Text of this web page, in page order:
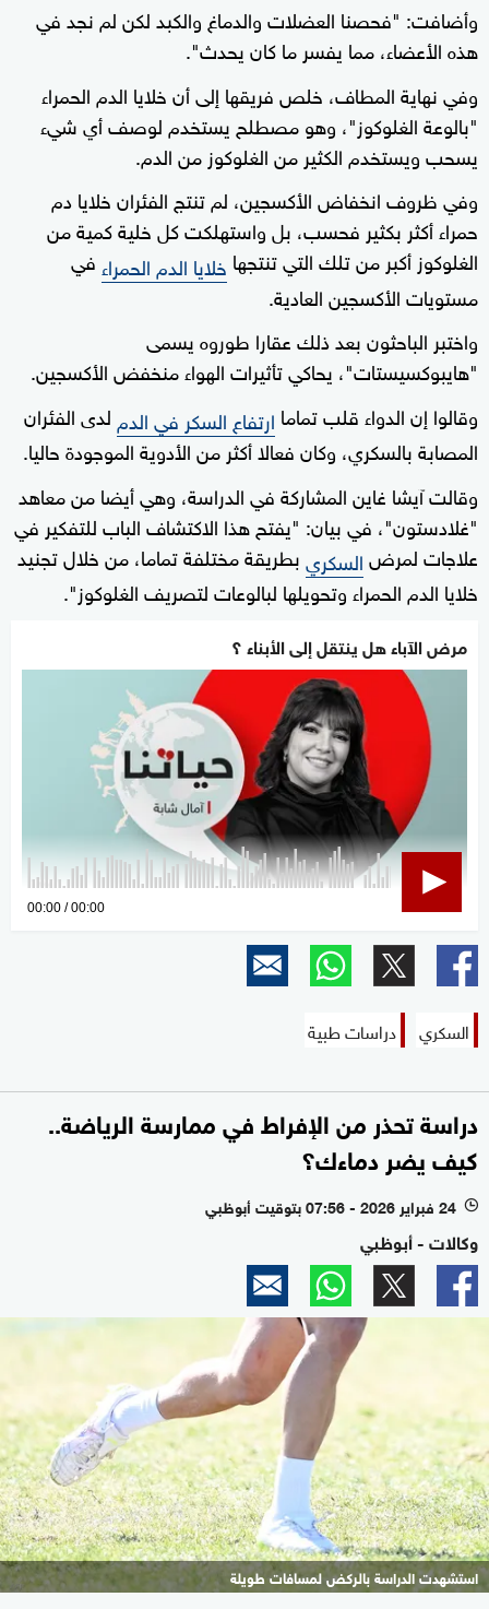
وأضافت: "فحصنا العضلات ⁠والدماغ والكبد لكن ‌لم نجد في
هذه الأعضاء، مما يفسر ما كان يحدث".
وفي نهاية المطاف، ⁠خلص فريقها إلى أن خلايا الدم الحمراء
"بالوعة الغلوكوز"، ⁠وهو مصطلح يستخدم لوصف أي شيء
يسحب ويستخدم الكثير من الغلوكوز من الدم.
وفي ظروف انخفاض ​الأكسجين، لم تنتج الفئران خلايا ⁠دم
حمراء أكثر بكثير فحسب، بل واستهلكت كل خلية كمية من
الغلوكوز أكبر من تلك التي تنتجها خلايا الدم الحمراء في
مستويات الأكسجين العادية.
واختبر الباحثون ​بعد ذلك عقارا طوروه يسمى
"هايبوكسيستات"، يحاكي تأثيرات الهواء منخفض الأكسجين.
وقالوا إن الدواء قلب تماما ارتفاع السكر في الدم لدى الفئران
المصابة بالسكري، وكان فعالا أكثر من الأدوية الموجودة حاليا.
وقالت آيشا غاين المشاركة في الدراسة، وهي ​أيضا ‌من معاهد
"غلادستون"، في بيان: "يفتح هذا الاكتشاف الباب للتفكير في
علاجات لمرضالسكريبطريقة مختلفة تماما، من خلال تجنيد
خلايا الدم الحمراء وتحويلها لبالوعات لتصريف الغلوكوز".
مرض الآباء هل ينتقل إلى الأبناء ؟
0
00:00 00:00
السكري دراسات طبية
دراسة تحذر من الإفراط في ممارسة الرياضة..
كيف يضر دماءك؟
l 24 فبراير 2026 - 07:56 بتوقيت أبوظبي
وكالات - أبوظبي
استشهدت الدراسة بالركض لمسافات طويلة